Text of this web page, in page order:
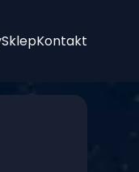
SklepKontakt